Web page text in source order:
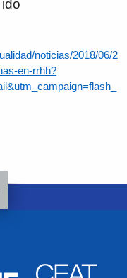
noticias/2018/06/2
en-rrhh?